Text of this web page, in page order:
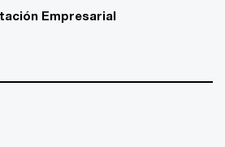
Empresarial